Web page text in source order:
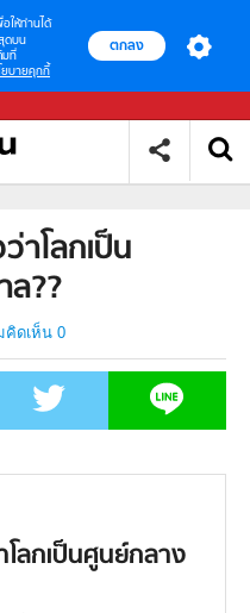
อให้ท่านได้
ดบน
มที่
ยบายคุกกี้
ตกลง
าโลกเป็น
??
คิดเห็น 0
ลกเป็นศูนย์กลาง